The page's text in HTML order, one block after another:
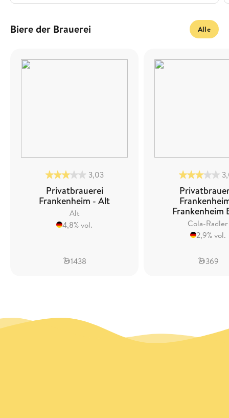
Biere der Brauerei Alle
3,03
Privatbrauerei
Frankenheim - Alt
Alt
4,8% vol.
1438
Frankenheim
Cola-Radler
2,9% vol.
369